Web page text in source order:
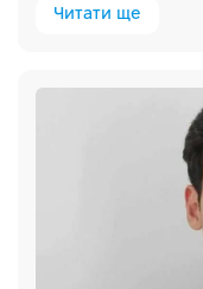
Читати ще